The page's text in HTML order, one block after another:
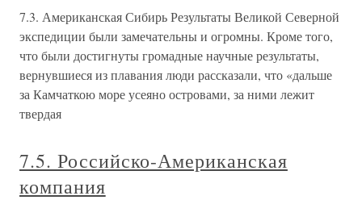
7.3. Американская Сибирь Результаты Великой Северной
экспедиции были замечательны и огромны. Кроме того,
что были достигнуты громадные научные результаты,
вернувшиеся из плавания люди рассказали, что «дальше
за Камчаткою море усеяно островами, за ними лежит
твердая
7.5. Российско-Американская
компания